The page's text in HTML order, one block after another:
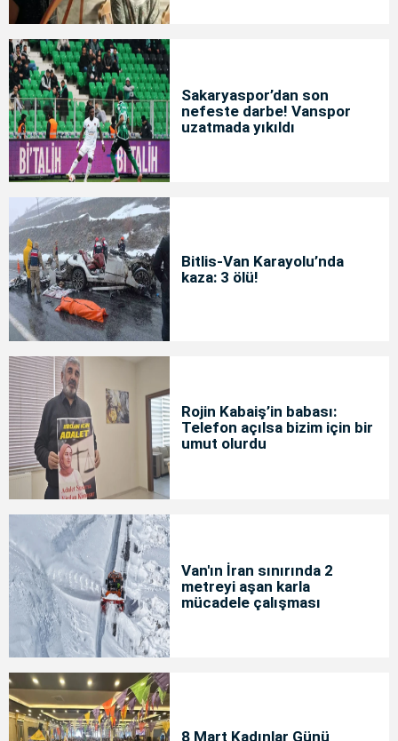
Sakaryaspor’dan son
nefeste darbe! Vanspor
uzatmada yıkıldı
Bitlis-Van Karayolu’nda
kaza: 3 ölü!
Rojin Kabaiş’in babası:
Telefon açılsa bizim için bir
umut olurdu
Van'ın İran sınırında 2
metreyi aşan karla
mücadele çalışması
8 Mart Kadınlar Günü